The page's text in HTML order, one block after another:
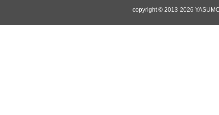
copyright © 2013-2026